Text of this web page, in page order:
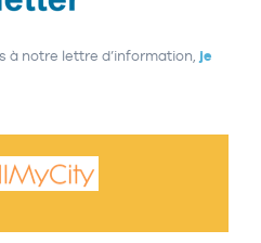
à notre lettre d’information, je